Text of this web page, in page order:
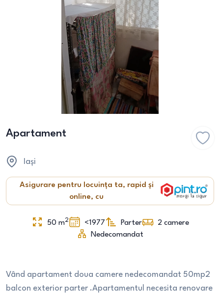
Apartament
Iași
Asigurare pentru locuința ta, rapid și
online, cu
50 m2 <1977 Parter 2 camere
Nedecomandat
Vând apartament doua camere nedecomandat 50mp2
balcon exterior parter .Apartamentul necesita renovare